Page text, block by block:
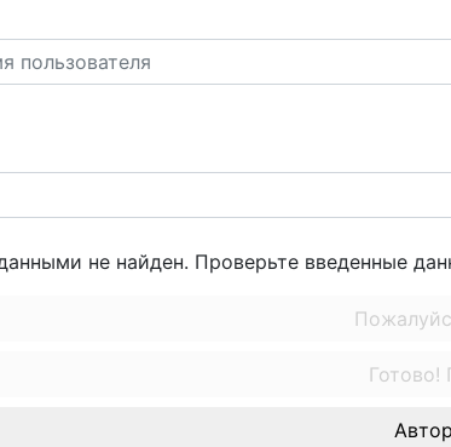
не найден. Проверьте введенные
Готово!